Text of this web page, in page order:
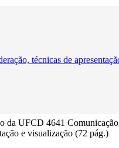
técnicas de
da UFCD 4641
e visualização (72 pág.)